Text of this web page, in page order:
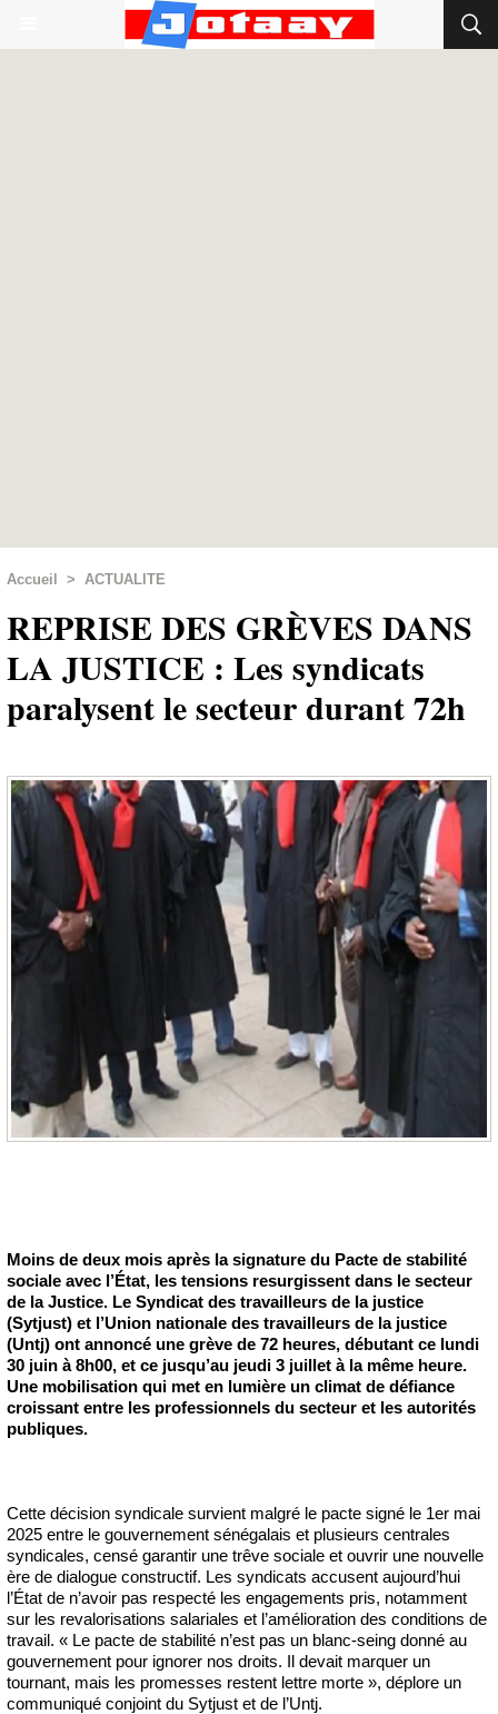
Accueil > ACTUALITE
REPRISE DES GRÈVES DANS
LA JUSTICE : Les syndicats
paralysent le secteur durant 72h
Moins de deux mois après la signature du Pacte de stabilité
sociale avec l’État, les tensions resurgissent dans le secteur
de la Justice. Le Syndicat des travailleurs de la justice
(Sytjust) et l’Union nationale des travailleurs de la justice
(Untj) ont annoncé une grève de 72 heures, débutant ce lundi
30 juin à 8h00, et ce jusqu’au jeudi 3 juillet à la même heure.
Une mobilisation qui met en lumière un climat de défiance
croissant entre les professionnels du secteur et les autorités
publiques.
Cette décision syndicale survient malgré le pacte signé le 1er mai
2025 entre le gouvernement sénégalais et plusieurs centrales
syndicales, censé garantir une trêve sociale et ouvrir une nouvelle
ère de dialogue constructif. Les syndicats accusent aujourd’hui
l’État de n’avoir pas respecté les engagements pris, notamment
sur les revalorisations salariales et l’amélioration des conditions de
travail. « Le pacte de stabilité n’est pas un blanc-seing donné au
gouvernement pour ignorer nos droits. Il devait marquer un
tournant, mais les promesses restent lettre morte », déplore un
communiqué conjoint du Sytjust et de l’Untj.